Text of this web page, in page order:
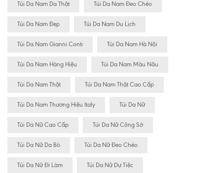
Túi Da Nam Da Thật Túi Da Nam Đeo Chéo
Túi Da Nam Đẹp Túi Da Nam Du Lịch
Túi Da Nam Gianni Conti Túi Da Nam Hà Nội
Túi Da Nam Hàng Hiệu Túi Da Nam Màu Nâu
Túi Da Nam Thật Túi Da Nam Thật Cao Cấp
Túi Da Nam Thương Hiệu Italy Túi Da Nữ
Túi Da Nữ Cao Cấp Túi Da Nữ Công Sở
Túi Da Nữ Da Bò Túi Da Nữ Đeo Chéo
Túi Da Nữ Đi Làm Túi Da Nữ Dự Tiệc